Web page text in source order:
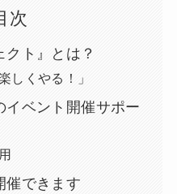
次
クト』とは？
しくやる！」
イベント開催サポー
催できます